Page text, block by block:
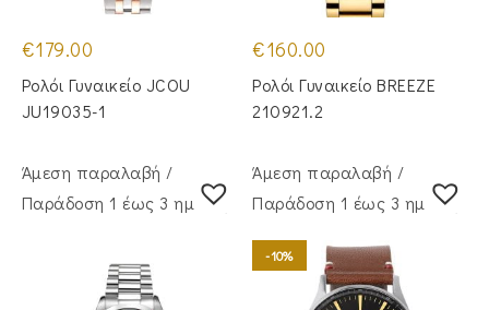
€179.00
Ρολόι Γυναικείο JCOU
JU19035-1
€160.00
Ρολόι Γυναικείο BREEZE
210921.2
Άμεση παραλαβή /
Παράδoση 1 έως 3 ημέρες
Άμεση παραλαβή /
Παράδoση 1 έως 3 ημέρες
-10%